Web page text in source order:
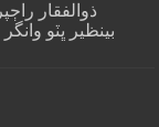
ذوالفقار
بينظير ڀٽو